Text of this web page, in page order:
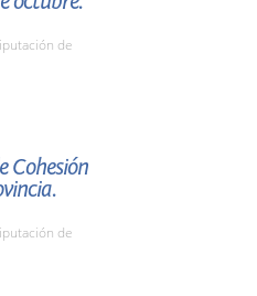
de
Cohesión
de